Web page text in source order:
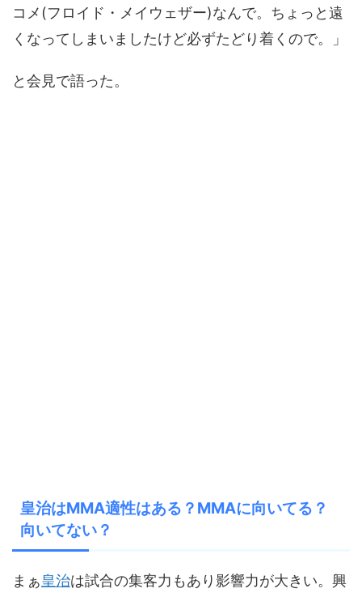
コメ(フロイド・メイウェザー)なんで。ちょっと遠
くなってしまいましたけど必ずたどり着くので。」
と会見で語った。
皇治はMMA適性はある？MMAに向いてる？
向いてない？
まぁ皇治は試合の集客力もあり影響力が大きい。興